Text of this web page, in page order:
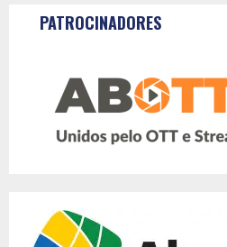
PATROCINADORES